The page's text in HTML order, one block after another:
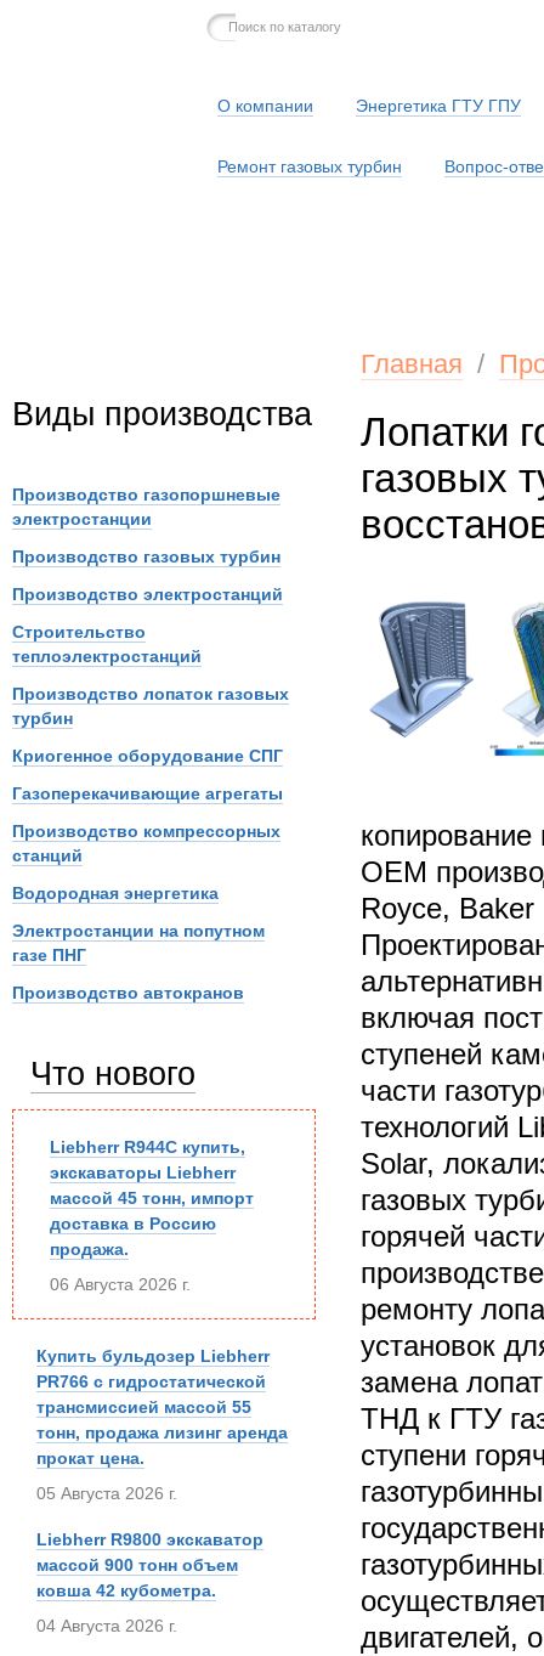
О компании Энергетика ГТУ ГПУ
Ремонт газовых турбин Вопрос-
Виды производства
Производство газопоршневые
электростанции
Производство газовых турбин
Производство электростанций
Строительство
теплоэлектростанций
Производство лопаток газовых
турбин
Криогенное оборудование СПГ
Газоперекачивающие агрегаты
Производство компрессорных
станций
Водородная энергетика
Электростанции на попутном
газе ПНГ
Производство автокранов
Что нового
Liebherr R944C купить,
экскаваторы Liebherr
массой 45 тонн, импорт
доставка в Россию
продажа.
06 Августа 2026 г.
Купить бульдозер Liebherr
PR766 с гидростатической
трансмиссией массой 55
тонн, продажа лизинг аренда
прокат цена.
05 Августа 2026 г.
Liebherr R9800 экскаватор
массой 900 тонн объем
ковша 42 кубометра.
04 Августа 2026 г.
Главная /
Лопатки
газовых
копирование
OEM
Royce,
включая
ступеней
части
технологий
Solar,
газовых
горячей
ремонту
установок
замена
ТНД к ГТУ
ступени
двигателей,